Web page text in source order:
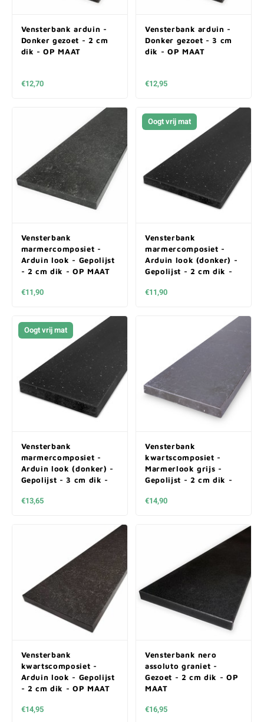
Vensterbank arduin -
Donker gezoet - 2 cm
dik - OP MAAT
€12,70
Vensterbank arduin -
Donker gezoet - 3 cm
dik - OP MAAT
€12,95
Vensterbank
marmercomposiet -
Arduin look - Gepolijst
- 2 cm dik - OP MAAT
€11,90
Oogt vrij mat
Vensterbank
marmercomposiet -
Arduin look (donker) -
Gepolijst - 2 cm dik -
€11,90
Oogt vrij mat
Vensterbank
marmercomposiet -
Arduin look (donker) -
Gepolijst - 3 cm dik -
€13,65
Vensterbank
kwartscomposiet -
Marmerlook grijs -
Gepolijst - 2 cm dik -
€14,90
Vensterbank
kwartscomposiet -
Arduin look - Gepolijst
- 2 cm dik - OP MAAT
€14,95
Vensterbank nero
assoluto graniet -
Gezoet - 2 cm dik - OP
MAAT
€16,95